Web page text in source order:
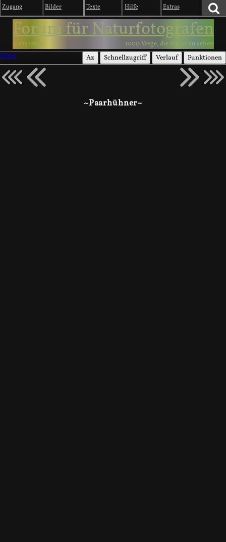
Zugang Bilder Texte Hilfe Extras
Forum für Naturfotografen
2003-2026
1000 Wege, die Natur zu sehen
Vögel
Az Schnellzugriff Verlauf Funktionen
~Paarhühner~